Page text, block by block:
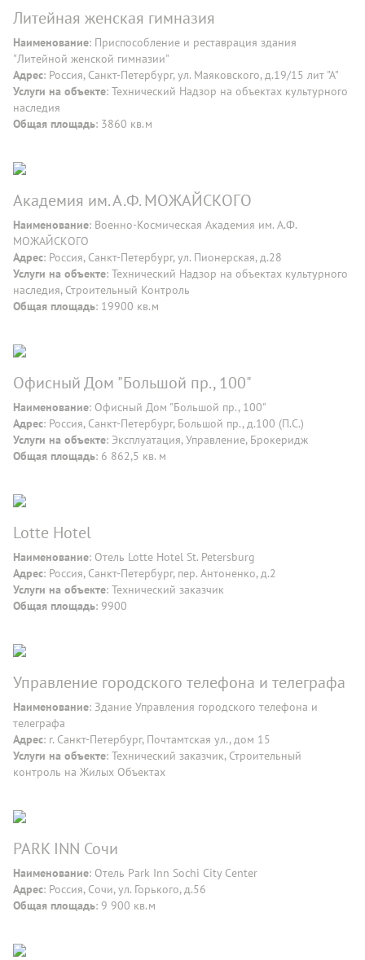
Литейная женская гимназия
Наименование: Приспособление и реставрация здания
"Литейной женской гимназии"
Адрес: Россия, Санкт-Петербург, ул. Маяковского, д.19/15 лит "А"
Услуги на объекте: Технический Надзор на объектах культурного
наследия
Общая площадь: 3860 кв.м
Академия им. А.Ф. МОЖАЙСКОГО
Наименование: Военно-Космическая Академия им. А.Ф.
МОЖАЙСКОГО
Адрес: Россия, Санкт-Петербург, ул. Пионерская, д.28
Услуги на объекте: Технический Надзор на объектах культурного
наследия, Строительный Контроль
Общая площадь: 19900 кв.м
Офисный Дом "Большой пр., 100"
Наименование: Офисный Дом "Большой пр., 100"
Адрес: Россия, Санкт-Петербург, Большой пр., д.100 (П.С.)
Услуги на объекте: Эксплуатация, Управление, Брокеридж
Общая площадь: 6 862,5 кв. м
Lotte Hotel
Наименование: Отель Lotte Hotel St. Petersburg
Адрес: Россия, Санкт-Петербург, пер. Антоненко, д.2
Услуги на объекте: Технический заказчик
Общая площадь: 9900
Управление городского телефона и телеграфа
Наименование: Здание Управления городского телефона и
телеграфа
Адрес: г. Санкт-Петербург, Почтамтская ул., дом 15
Услуги на объекте: Технический заказчик, Строительный
контроль на Жилых Объектах
PARK INN Сочи
Наименование: Отель Park Inn Sochi City Center
Адрес: Россия, Сочи, ул. Горького, д.56
Общая площадь: 9 900 кв.м